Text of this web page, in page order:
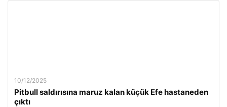
10/12/2025
Pitbull saldırısına maruz kalan küçük Efe hastaneden
çıktı